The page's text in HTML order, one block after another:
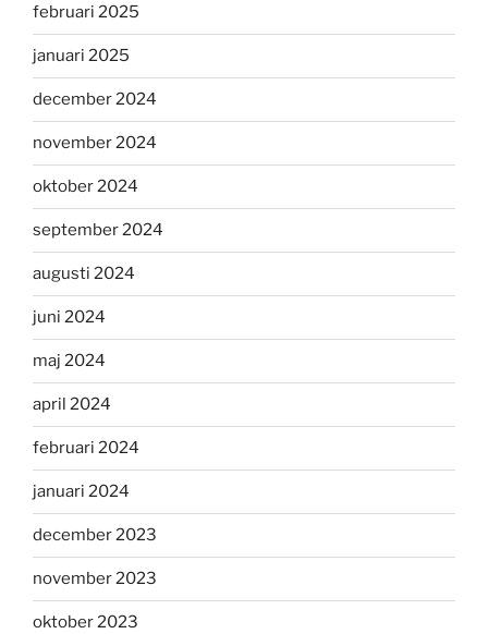
februari 2025
januari 2025
december 2024
november 2024
oktober 2024
september 2024
augusti 2024
juni 2024
maj 2024
april 2024
februari 2024
januari 2024
december 2023
november 2023
oktober 2023